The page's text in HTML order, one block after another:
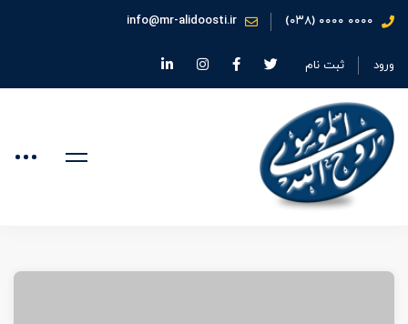
۰۰۰۰ ۰۰۰۰ (۰۳۸) info@mr-alidoosti.ir
ورود ثبت نام